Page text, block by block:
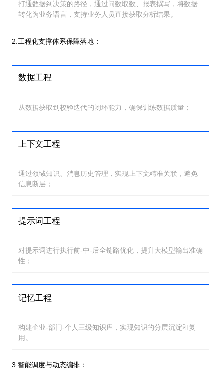
打通数据到决策的路径，通过问数取数、报表撰写，将数据
转化为业务语言，支持业务人员直接获取分析结果。
2.工程化支撑体系保障落地：
数据工程
从数据获取到校验迭代的闭环能力，确保训练数据质量；
上下文工程
通过领域知识、消息历史管理，实现上下文精准关联，避免
信息断层；
提示词工程
对提示词进行执行前-中-后全链路优化，提升大模型输出准确
性；
记忆工程
构建企业-部门-个人三级知识库，实现知识的分层沉淀和复
用。
3.智能调度与动态编排：